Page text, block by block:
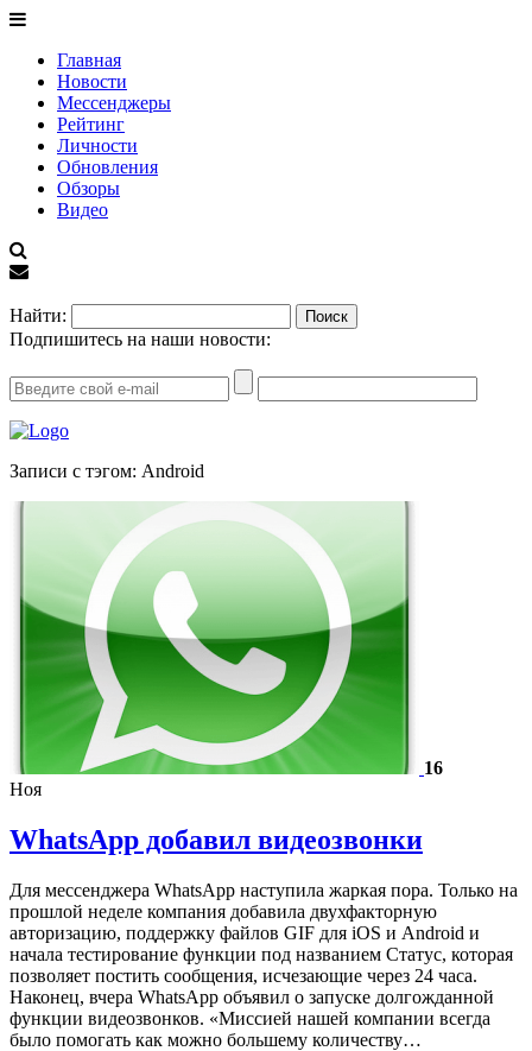
Главная
Новости
Мессенджеры
Рейтинг
Личности
Обновления
Обзоры
Видео
Найти:
Подпишитесь на наши новости:
Записи с тэгом: Android
16
Ноя
WhatsApp добавил видеозвонки
Для мессенджера WhatsApp наступила жаркая пора. Только на
прошлой неделе компания добавила двухфакторную
авторизацию, поддержку файлов GIF для iOS и Android и
начала тестирование функции под названием Статус, которая
позволяет постить сообщения, исчезающие через 24 часа.
Наконец, вчера WhatsApp объявил о запуске долгожданной
функции видеозвонков. «Миссией нашей компании всегда
было помогать как можно большему количеству…